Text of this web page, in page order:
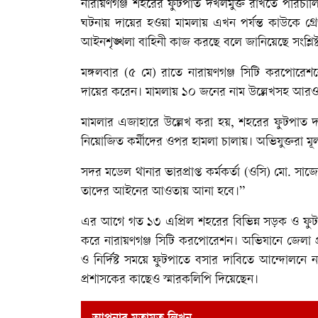
নারায়ণগঞ্জ শহরের ফুটপাত দখলমুক্ত রাখতে
ঘটনায় দায়ের হওয়া মামলায় এখন পর্যন্ত কাউকে
আইনশৃঙ্খলা বাহিনী কাজ করছে বলে জানিয়েছে
মঙ্গলবার (৫ মে) রাতে নারায়ণগঞ্জ সিটি
দায়ের করেন। মামলায় ১০ জনের নাম উল্লেখসহ
মামলার এজাহারে উল্লেখ করা হয়, শহরের ফুটপাত
নিয়োজিত কর্মীদের ওপর হামলা চালায়। অভিযুক্তরা
সদর মডেল থানার ভারপ্রাপ্ত কর্মকর্তা (ওসি) মো.
তাদের আইনের আওতায় আনা হবে।”
এর আগে গত ১৩ এপ্রিল শহরের বিভিন্ন সড়ক ও
করে নারায়ণগঞ্জ সিটি করপোরেশন। অভিযানে
ও নির্দিষ্ট সময়ে ফুটপাতে বসার দাবিতে
প্রশাসকের কাছেও স্মারকলিপি দিয়েছেন।